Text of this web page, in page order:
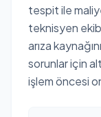
tespit ile
teknisyen
arıza
sorunlar için
işlem öncesi